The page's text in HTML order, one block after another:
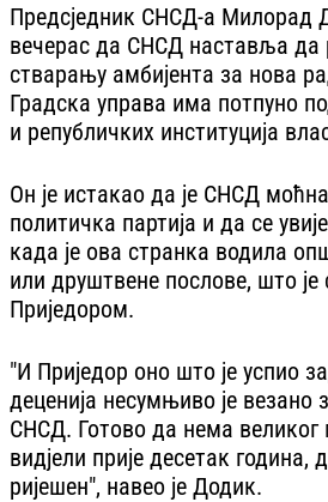
Предсједник СНСД-а Милорад
вечерас да СНСД наставља да
стварању амбијента за нова
Градска управа има потпуно
и републичких институција
Он је истакао да је СНСД
политичка партија и да се
када је ова странка водила
или друштвене послове, што је
Приједором.
"И Приједор оно што је успио
деценија несумњиво је везано
СНСД. Готово да нема великог
видјели прије десетак година,
ријешен", навео је Додик.